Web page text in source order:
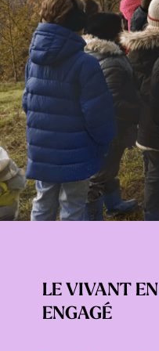
LE VIVANT
ENGAGÉ